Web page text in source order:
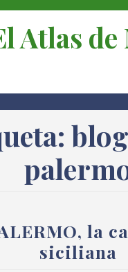
Atlas de
la
siciliana